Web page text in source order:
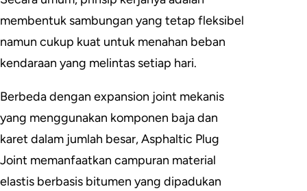
membentuk sambungan yang tetap fleksibel
namun cukup kuat untuk menahan beban
kendaraan yang melintas setiap hari.
Berbeda dengan expansion joint mekanis
yang menggunakan komponen baja dan
karet dalam jumlah besar, Asphaltic Plug
Joint memanfaatkan campuran material
elastis berbasis bitumen yang dipadukan